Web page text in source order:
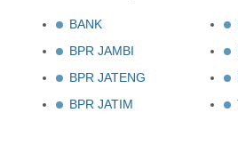
BANK
BPR JAMBI
BPR JATENG
BPR JATIM